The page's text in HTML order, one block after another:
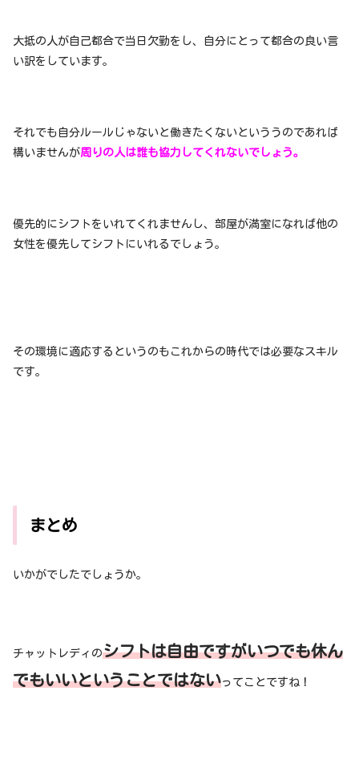
大抵の人が自己都合で当日欠勤をし、自分にとって都合の良い言
い訳をしています。
それでも自分ルールじゃないと働きたくないといううのであれば
構いませんが周りの人は誰も協力してくれないでしょう。
優先的にシフトをいれてくれませんし、部屋が満室になれば他の
女性を優先してシフトにいれるでしょう。
その環境に適応するというのもこれからの時代では必要なスキル
です。
まとめ
いかがでしたでしょうか。
チャットレディのシフトは自由ですがいつでも休ん
でもいいということではないってことですね！